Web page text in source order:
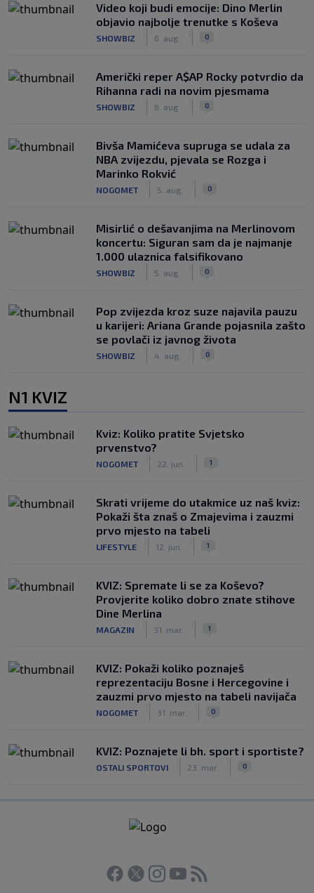
Video koji budi emocije: Dino Merlin
objavio najbolje trenutke s Koševa
SHOWBIZ 6. aug. 0
Američki reper A$AP Rocky potvrdio da
Rihanna radi na novim pjesmama
SHOWBIZ 6. aug. 0
Bivša Mamićeva supruga se udala za
NBA zvijezdu, pjevala se Rozga i
Marinko Rokvić
NOGOMET 5. aug. 0
Misirlić o dešavanjima na Merlinovom
koncertu: Siguran sam da je najmanje
1.000 ulaznica falsifikovano
SHOWBIZ 5. aug. 0
Pop zvijezda kroz suze najavila pauzu
u karijeri: Ariana Grande pojasnila zašto
se povlači iz javnog života
SHOWBIZ 4. aug. 0
N1 KVIZ
Kviz: Koliko pratite Svjetsko
prvenstvo?
NOGOMET 22. jun. 1
Skrati vrijeme do utakmice uz naš kviz:
Pokaži šta znaš o Zmajevima i zauzmi
prvo mjesto na tabeli
LIFESTYLE 12. jun. 1
KVIZ: Spremate li se za Koševo?
Provjerite koliko dobro znate stihove
Dine Merlina
MAGAZIN 31. mar. 1
KVIZ: Pokaži koliko poznaješ
reprezentaciju Bosne i Hercegovine i
zauzmi prvo mjesto na tabeli navijača
NOGOMET 31. mar. 0
KVIZ: Poznajete li bh. sport i sportiste?
OSTALI SPORTOVI 23. mar. 0